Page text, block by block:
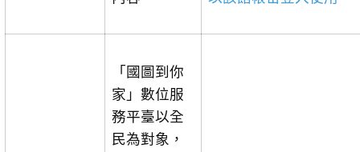
「國圖到你
家」數位服
務平臺以全
民為對象，